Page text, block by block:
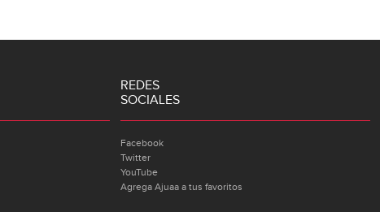
REDES
SOCIALES
Facebook
Twitter
YouTube
Agrega Ajuaa a tus favoritos